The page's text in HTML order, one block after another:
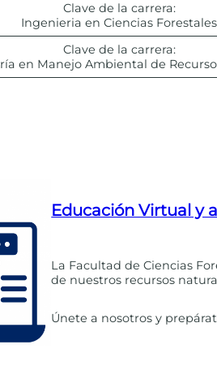
Clave de la carrera:
Ingenieria en Ciencias Forestales
Clave de la carrera:
en Manejo Ambiental de
Educación Virtual y
La Facultad de Ciencias
de nuestros recursos
Únete a nosotros y